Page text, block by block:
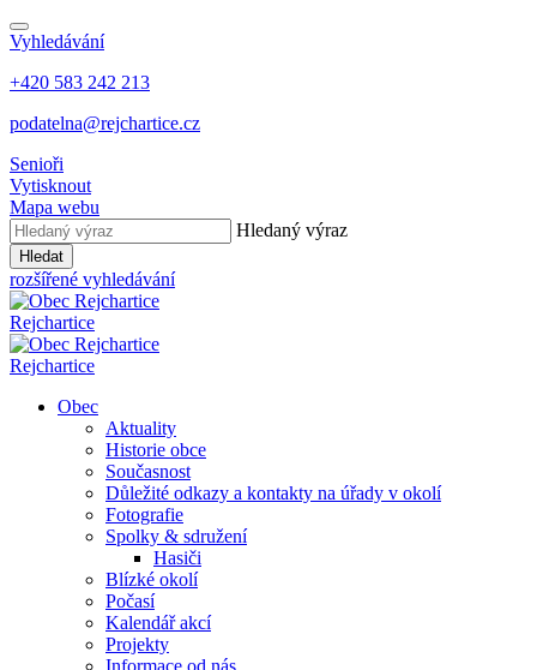
Vyhledávání
+420 583 242 213
podatelna@rejchartice.cz
Senioři
Vytisknout
Mapa webu
Hledaný výraz
Hledat
rozšířené vyhledávání
Rejchartice
Rejchartice
Obec
Aktuality
Historie obce
Současnost
Důležité odkazy a kontakty na úřady v okolí
Fotografie
Spolky & sdružení
Hasiči
Blízké okolí
Počasí
Kalendář akcí
Projekty
Informace od nás